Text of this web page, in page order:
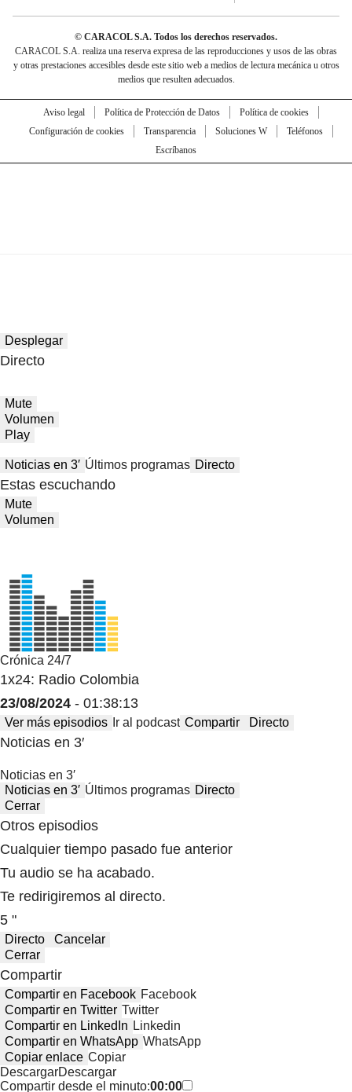
© CARACOL S.A. Todos los derechos reservados.
CARACOL S.A. realiza una reserva expresa de las reproducciones y usos de las obras
y otras prestaciones accesibles desde este sitio web a medios de lectura mecánica u otros
medios que resulten adecuados.
Aviso legal Política de Protección de Datos
Política de cookies
Configuración de cookies
Transparencia Soluciones W
Teléfonos
Escríbanos
Desplegar
Directo
Mute
Volumen
Play
Noticias en 3′ Últimos programas Directo
Estas escuchando
Mute
Volumen
Crónica 24/7
1x24: Radio Colombia
23/08/2024 - 01:38:13
Ver más episodios Ir al podcast Compartir Directo
Noticias en 3′
Noticias en 3′
Noticias en 3′ Últimos programas Directo
Cerrar
Otros episodios
Cualquier tiempo pasado fue anterior
Tu audio se ha acabado.
Te redirigiremos al directo.
5 "
Directo
Cancelar
Cerrar
Compartir
Compartir en Facebook Facebook
Compartir en Twitter Twitter
Compartir en LinkedIn Linkedin
Compartir en WhatsApp WhatsApp
Copiar enlace Copiar
DescargarDescargar
Compartir desde el minuto:00:00